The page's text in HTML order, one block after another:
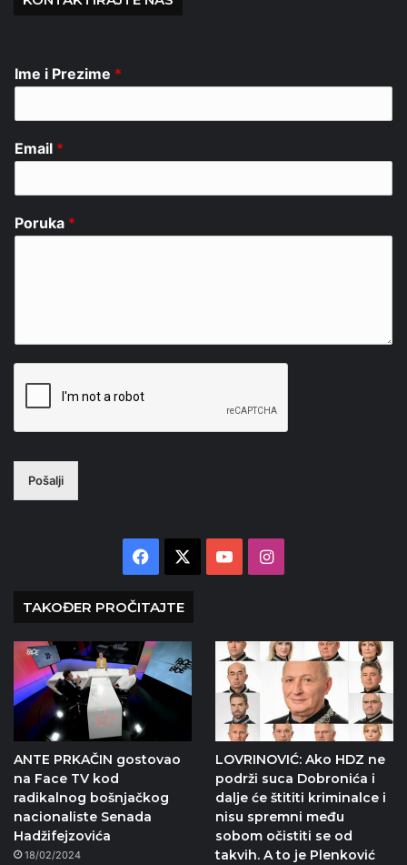
Ime i Prezime *
Email *
Poruka *
Pošalji
Facebook YouTubeInstagram
TAKOĐER PROČITAJTE
ANTE PRKAČIN gostovao
na Face TV kod
radikalnog bošnjačkog
nacionaliste Senada
Hadžifejzovića
18/02/2024
LOVRINOVIĆ: Ako HDZ ne
podrži suca Dobronića i
dalje će štititi kriminalce i
nisu spremni među
sobom očistiti se od
takvih. A to je Plenković